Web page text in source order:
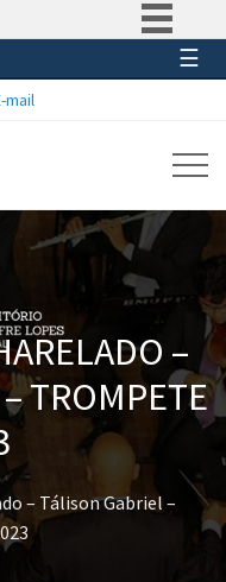
Simplifique!
à informação
Legislação
Canais
☰
mail
–
TROMPETE
– Tálison Gabriel –